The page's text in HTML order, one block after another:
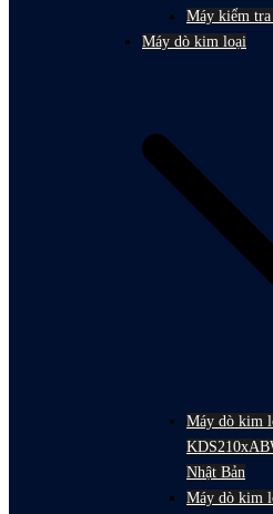
Máy kiểm
Máy dò kim loại
Máy dò kim
Nhật Bản
Máy dò kim